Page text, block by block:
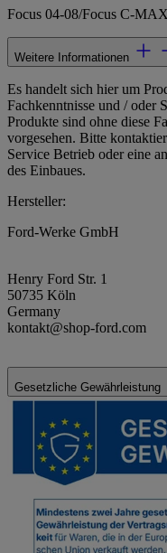
Focus 04-08/Focus C-
Weitere Informationen
Es handelt sich hier um
Fachkenntnisse und / oder
Produkte sind ohne diese
vorgesehen. Bitte
Service Betrieb oder eine
des Einbaues.
Hersteller:
Ford-Werke GmbH
Henry Ford Str. 1
50735 Köln
Germany
kontakt@shop-ford.com
Gesetzliche Gewährleistung